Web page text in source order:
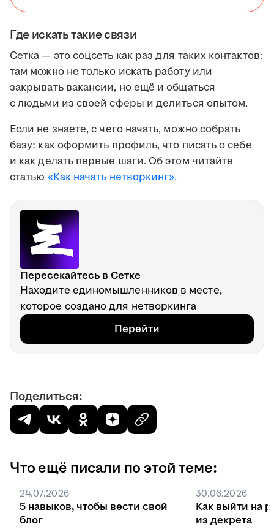
Где искать такие связи
Сетка — это соцсеть как раз для таких контактов:
там можно не только искать работу или
закрывать вакансии, но ещё и общаться
с людьми из своей сферы и делиться опытом.
Если не знаете, с чего начать, можно собрать
базу: как оформить профиль, что писать о себе
и как делать первые шаги. Об этом читайте
статью «Как начать нетворкинг».
Пересекайтесь в Сетке
Находите единомышленников в месте,
которое создано для нетворкинга
Перейти
Поделиться:
Что ещё писали по этой теме:
24.07.2026
5 навыков, чтобы вести свой
блог
30.06.2026
Как выйти на
из декрета